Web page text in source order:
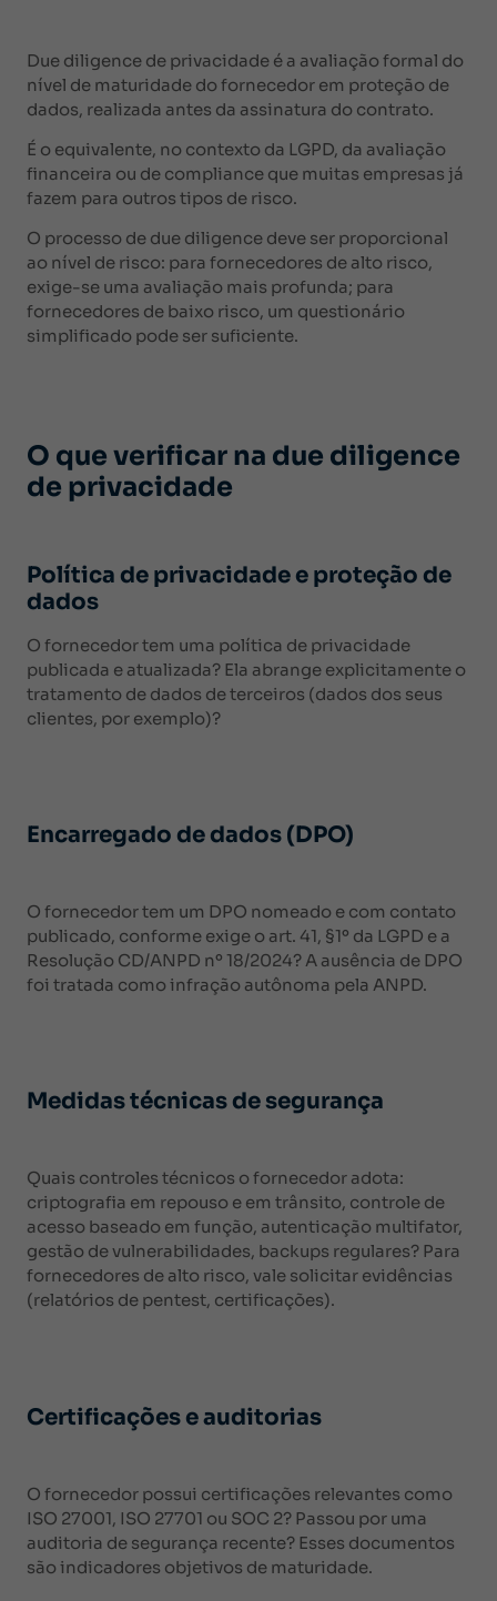
Due diligence de privacidade é a avaliação formal do
nível de maturidade do fornecedor em proteção de
dados, realizada antes da assinatura do contrato.
É o equivalente, no contexto da LGPD, da avaliação
financeira ou de compliance que muitas empresas já
fazem para outros tipos de risco.
O processo de due diligence deve ser proporcional
ao nível de risco: para fornecedores de alto risco,
exige-se uma avaliação mais profunda; para
fornecedores de baixo risco, um questionário
simplificado pode ser suficiente.
O que verificar na due diligence
de privacidade
Política de privacidade e proteção de
dados
O fornecedor tem uma política de privacidade
publicada e atualizada? Ela abrange explicitamente o
tratamento de dados de terceiros (dados dos seus
clientes, por exemplo)?
Encarregado de dados (DPO)
O fornecedor tem um DPO nomeado e com contato
publicado, conforme exige o art. 41, §1º da LGPD e a
Resolução CD/ANPD nº 18/2024? A ausência de DPO
foi tratada como infração autônoma pela ANPD.
Medidas técnicas de segurança
Quais controles técnicos o fornecedor adota:
criptografia em repouso e em trânsito, controle de
acesso baseado em função, autenticação multifator,
gestão de vulnerabilidades, backups regulares? Para
fornecedores de alto risco, vale solicitar evidências
(relatórios de pentest, certificações).
Certificações e auditorias
O fornecedor possui certificações relevantes como
ISO 27001, ISO 27701 ou SOC 2? Passou por uma
auditoria de segurança recente? Esses documentos
são indicadores objetivos de maturidade.